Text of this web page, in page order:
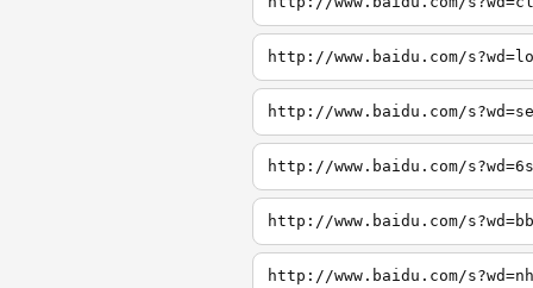
http://www.baidu.com/
http://www.baidu.com/
http://www.baidu.com/
http://www.baidu.com/
http://www.baidu.com/